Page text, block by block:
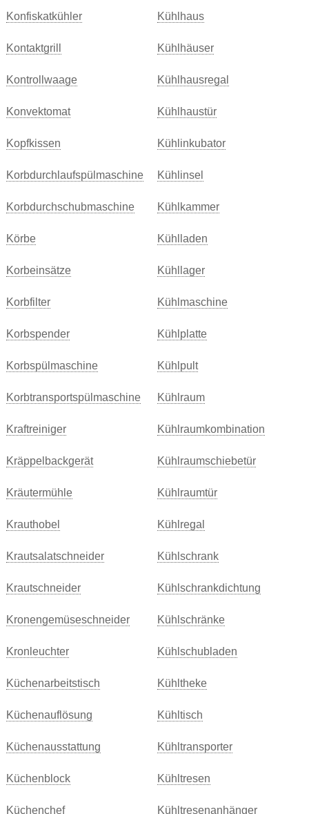
Konfiskatkühler
Kontaktgrill
Kontrollwaage
Konvektomat
Kopfkissen
Korbdurchlaufspülmaschine
Korbdurchschubmaschine
Körbe
Korbeinsätze
Korbfilter
Korbspender
Korbspülmaschine
Korbtransportspülmaschine
Kraftreiniger
Kräppelbackgerät
Kräutermühle
Krauthobel
Krautsalatschneider
Krautschneider
Kronengemüseschneider
Kronleuchter
Küchenarbeitstisch
Küchenauflösung
Küchenausstattung
Küchenblock
Küchenchef
Kühlhaus
Kühlhäuser
Kühlhausregal
Kühlhaustür
Kühlinkubator
Kühlinsel
Kühlkammer
Kühlladen
Kühllager
Kühlmaschine
Kühlplatte
Kühlpult
Kühlraum
Kühlraumkombination
Kühlraumschiebetür
Kühlraumtür
Kühlregal
Kühlschrank
Kühlschrankdichtung
Kühlschränke
Kühlschubladen
Kühltheke
Kühltisch
Kühltransporter
Kühltresen
Kühltresenanhänger